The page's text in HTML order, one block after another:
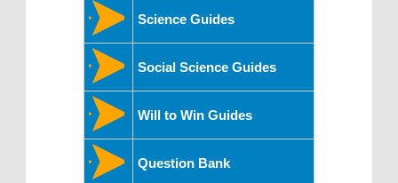
Science Guides
Social Science Guides
Will to Win Guides
Question Bank